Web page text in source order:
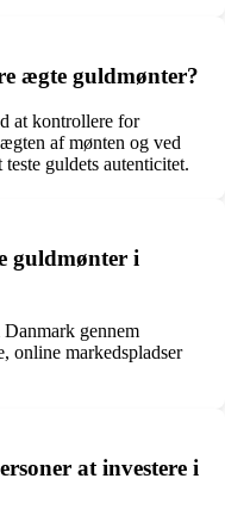
ægte guldmønter?
at kontrollere for
af mønten og ved
guldets autenticitet.
guldmønter i
gennem
online markedspladser
at investere i